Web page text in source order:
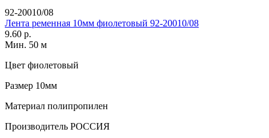
92-20010/08
Лента ременная 10мм фиолетовый 92-20010/08
9.60 р.
Мин. 50 м
Цвет фиолетовый
Размер 10мм
Материал полипропилен
Производитель РОССИЯ